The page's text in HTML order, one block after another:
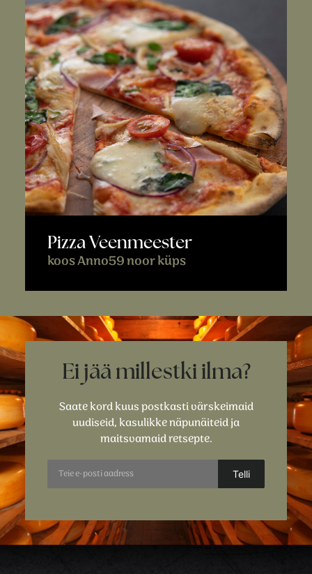
Pizza Veenmeester
koos Anno59 noor küps
Ei jää millestki ilma?
Saate kord kuus postkasti värskeimaid
uudiseid, kasulikke näpunäiteid ja
maitsvamaid retsepte.